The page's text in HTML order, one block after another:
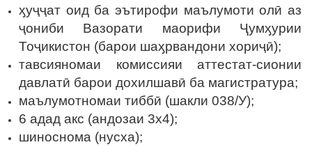
ӽуҷҷат оид ба эътирофи маълумоти олӣ аз
ҷониби Вазорати маорифи Ҷумӽурии
Тоҷикистон (барои шаӽрвандони хориҷӣ);
тавсияномаи комиссияи аттестат-сионии
давлатӣ барои дохилшавӣ ба магистратура;
маълумотномаи тиббӣ (шакли 038/У);
6 адад акс (андозаи 3х4);
шиноснома (нусха);